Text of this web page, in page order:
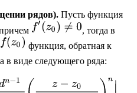
рядов). Пусть функция
, тогда в
функция, обратная к
в виде следующего ряда: